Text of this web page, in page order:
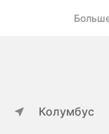
Колумбус